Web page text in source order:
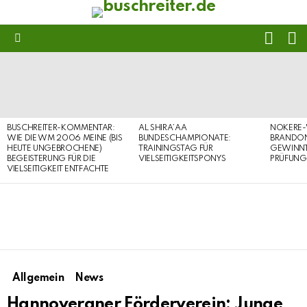
BUSCHREITER-KOMMENTAR:
WIE DIE WM 2006 MEINE (BIS
HEUTE UNGEBROCHENE)
BEGEISTERUNG FÜR DIE
VIELSEITIGKEIT ENTFACHTE
AL SHIRA’AA
BUNDESCHAMPIONATE:
TRAININGSTAG FÜR
VIELSEITIGKEITSPONYS
PRÜFUNG
Allgemein News